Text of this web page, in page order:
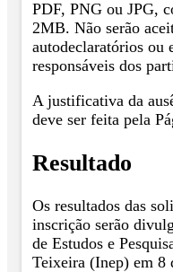
PDF, PNG ou JPG,
2MB. Não serão
autodeclaratórios ou
responsáveis dos
A justificativa da
deve ser feita pela
Resultado
Os resultados das
inscrição serão
de Estudos e
Teixeira (Inep) em 8